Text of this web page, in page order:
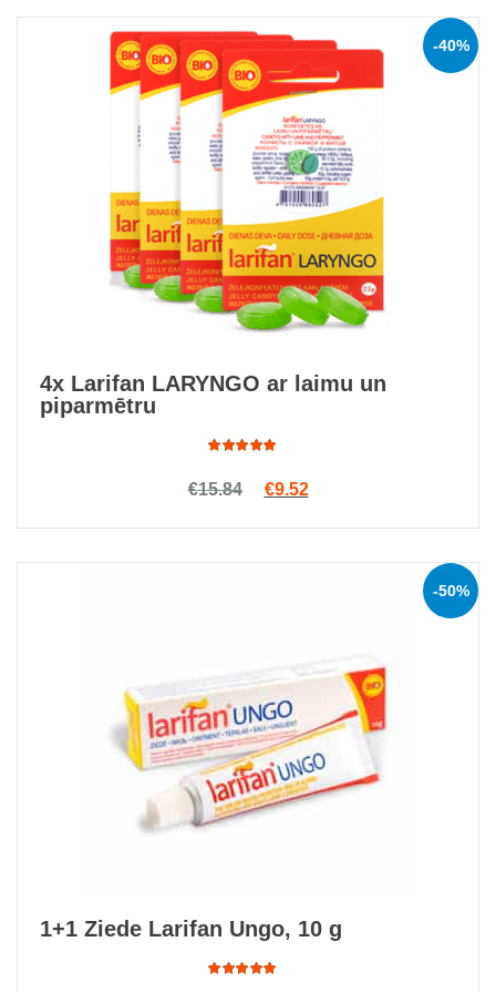
-40%
4x Larifan LARYNGO ar laimu un
piparmētru
4.94
out
€15.84 Original price was: €15.84.
€9.52Current price is: €9.52.
-50%
1+1 Ziede Larifan Ungo, 10 g